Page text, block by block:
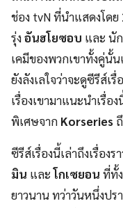
ช่อง tvN ที่นำแสดงโด
รุ่งอันฮโยซอบ และ นั
เคมีของพวกเขาทั้งคู่นั้
ยังลังเลใจว่าจะดูซีรีส์เ
เรื่องเขามาแนะนำเรื่
พิเศษจาก Korseries
ซีรีส์เรื่องนี้เล่าถึงเรื่อง
มิน และโกเซยอน ที่ทั้
ยาวนาน ทว่าวันหนึ่งปร